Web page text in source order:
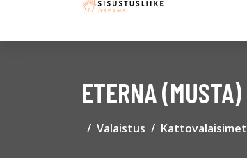
ETERNA (MUSTA)
Valaistus Kattovalaisimet